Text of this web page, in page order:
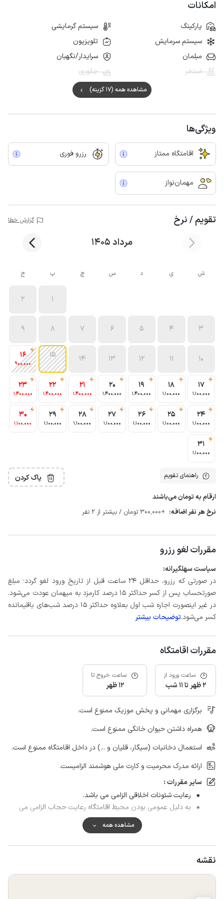
امکانات
پارکینگ
سیستم گرمایشی
سیستم سرمایش
تلویزیون
مبلمان
سرایدار/نگهبان
استخر
جکوزی
مشاهده همه (17 گزینه)
ویژگی‌ها
اقامتگاه ممتاز رزرو فوری
مهمان‌نواز
تقویم / نرخ گزارش خطا
مرداد 1405
ش ی د س چ پ ج
1
2
3
4
5
6
7
8
9
10
11
12
13
14
15
16
900٬000
17
1٬100٬000
18
1٬100٬000
19
1٬400٬000
20
1٬400٬000
21
1٬400٬000
22
1٬400٬000
23
1٬400٬000
24
1٬100٬000
25
1٬100٬000
26
1٬100٬000
27
1٬100٬000
28
1٬100٬000
29
1٬100٬000
30
1٬100٬000
31
1٬100٬000
راهنمای تقویم پاک کردن
ارقام به تومان می‌باشند
نرخ هر نفر اضافه: +300٬000 تومان / بیشتر از 2 نفر
مقررات لغو رزرو
سیاست سهلگیرانه:
در صورتی که رزرو، حداقل ۲۴ ساعت قبل از تاریخ ورود لغو گردد؛ مبلغ
صورتحساب پس از کسر حداکثر 15 درصد کارمزد به میهمان عودت می‌شود.
در غیر اینصورت اجاره شب اول بعلاوه حداکثر 15 درصد شب‌های باقیمانده
کسر می‌شود.توضیحات بیشتر
مقررات اقامتگاه
ساعت ورود از
2 ظهر تا 11 شب
ساعت خروج تا
12 ظهر
برگزاری مهمانی و پخش موزیک ممنوع است.
همراه داشتن حیوان خانگی ممنوع است.
استعمال دخانیات (سیگار، قلیان و ...) در داخل اقامتگاه ممنوع است.
ارائه مدرک محرمیت و کارت ملی هوشمند الزامیست.
سایر مقررات :
رعایت شئونات اخلاقی الزامی می باشد.
به دلیل عمومی بودن محیط اقامتگاه رعایت حجاب الزامی می
مشاهده همه
نقشه